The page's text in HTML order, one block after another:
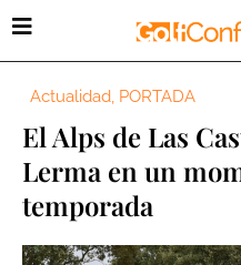
Actualidad, PORTADA
El Alps de Las
Lerma en un
temporada